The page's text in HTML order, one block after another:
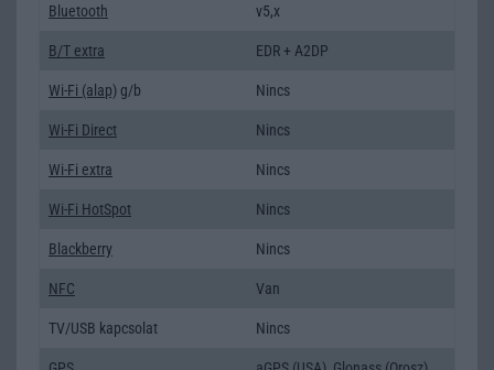
Bluetooth v5,x
B/T extra EDR + A2DP
Wi-Fi (alap) g/b Nincs
Wi-Fi Direct Nincs
Wi-Fi extra Nincs
Wi-Fi HotSpot Nincs
Blackberry Nincs
NFC Van
TV/USB kapcsolat Nincs